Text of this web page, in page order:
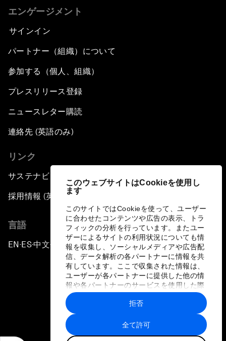
このウェブサイトはCookieを使用し
ます
このサイトではCookieを使って、ユーザー
に合わせたコンテンツや広告の表示、トラ
フィックの分析を行っています。またユー
ザーによるサイトの利用状況についても情
報を収集し、ソーシャルメディアや広告配
信、データ解析の各パートナーに情報を共
有しています。ここで収集された情報は、
ユーザーが各パートナーに提供した他の情
報や各パートナーのサービスを使用した際
に収集された情報と組み合わされ、各パー
トナーによって使用されることがありま
す。
全て許可
拒否
エンゲージメント
サインイン
パートナー（組織）について
参加する（個人、組織）
プレスリリース登録
ニュースレター購読
連絡先 (英語のみ)
リンク
サステナビリティへの取り組み
採用情報 (英語のみ)
言語
EN ▪ES▪中文▪ 日本語
プライバシーポリシーと利用規約
サイトマップ